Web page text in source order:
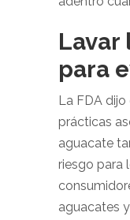
Lavar
para
La FDA dijo
prácticas
aguacate
riesgo para
aguacates